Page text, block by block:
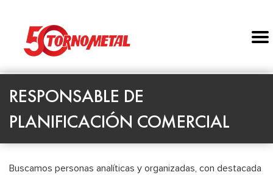
RESPONSABLE DE
PLANIFICACIÓN COMERCIAL
Buscamos personas analíticas y organizadas, con destacada